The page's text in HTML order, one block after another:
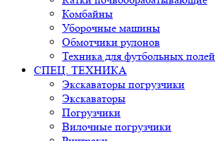
Комбайны
Уборочные машины
Обмотчики рулонов
Техника для футбольных полей
СПЕЦ. ТЕХНИКА
Экскаваторы погрузчики
Экскаваторы
Погрузчики
Вилочные погрузчики